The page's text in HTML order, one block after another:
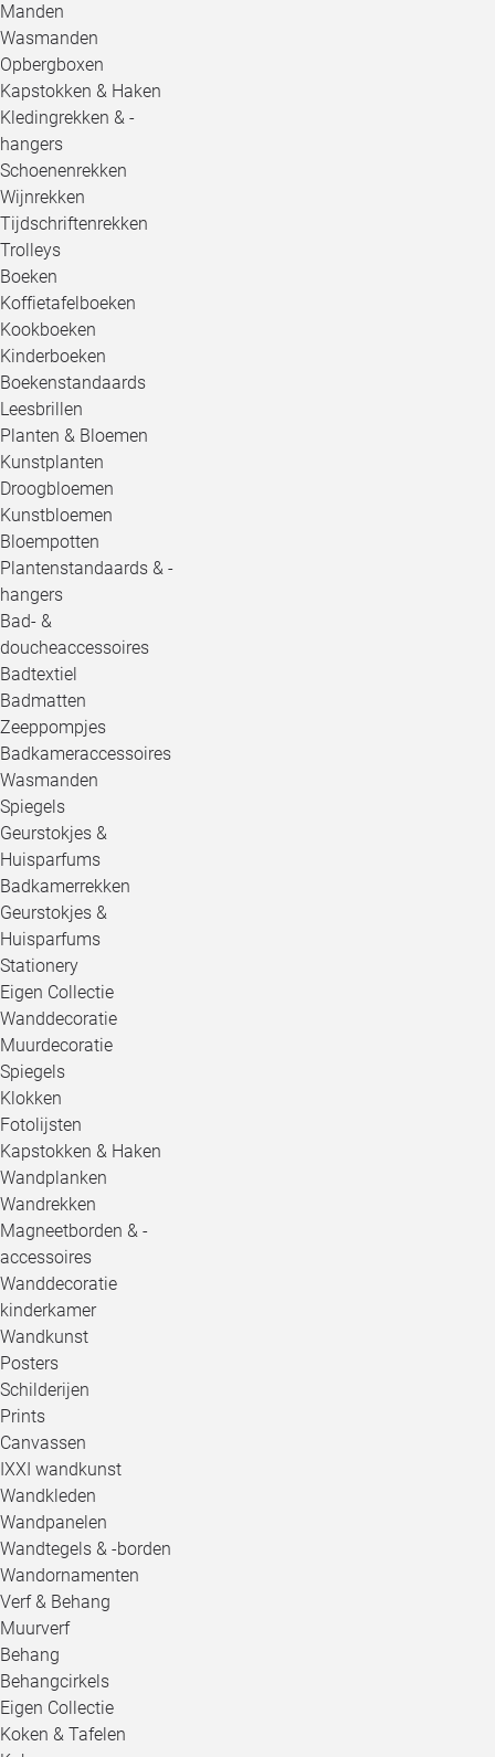
Manden
Wasmanden
Opbergboxen
Kapstokken & Haken
Kledingrekken & -
hangers
Schoenenrekken
Wijnrekken
Tijdschriftenrekken
Trolleys
Boeken
Koffietafelboeken
Kookboeken
Kinderboeken
Boekenstandaards
Leesbrillen
Planten & Bloemen
Kunstplanten
Droogbloemen
Kunstbloemen
Bloempotten
Plantenstandaards & -
hangers
Bad- &
doucheaccessoires
Badtextiel
Badmatten
Zeeppompjes
Badkameraccessoires
Wasmanden
Spiegels
Geurstokjes &
Huisparfums
Badkamerrekken
Geurstokjes &
Huisparfums
Stationery
Eigen Collectie
Wanddecoratie
Muurdecoratie
Spiegels
Klokken
Fotolijsten
Kapstokken & Haken
Wandplanken
Wandrekken
Magneetborden & -
accessoires
Wanddecoratie
kinderkamer
Wandkunst
Posters
Schilderijen
Prints
Canvassen
IXXI wandkunst
Wandkleden
Wandpanelen
Wandtegels & -borden
Wandornamenten
Verf & Behang
Muurverf
Behang
Behangcirkels
Eigen Collectie
Koken & Tafelen